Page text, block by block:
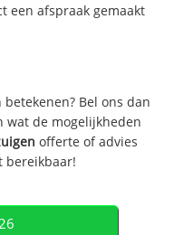
een afspraak gemaakt
Bel ons dan
wat de mogelijkheden
offerte of advies
bereikbaar!